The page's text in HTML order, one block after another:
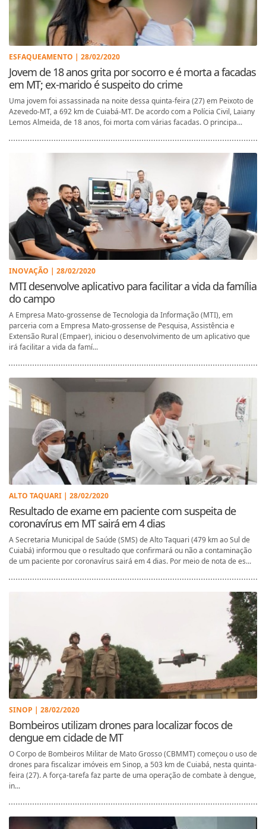
ESFAQUEAMENTO | 28/02/2020
Jovem de 18 anos grita por socorro e é morta a facadas
em MT; ex-marido é suspeito do crime
Uma jovem foi assassinada na noite dessa quinta-feira (27) em Peixoto de
Azevedo-MT, a 692 km de Cuiabá-MT. De acordo com a Polícia Civil, Laiany
Lemos Almeida, de 18 anos, foi morta com várias facadas. O principa...
INOVAÇÃO | 28/02/2020
MTI desenvolve aplicativo para facilitar a vida da família
do campo
A Empresa Mato-grossense de Tecnologia da Informação (MTI), em
parceria com a Empresa Mato-grossense de Pesquisa, Assistência e
Extensão Rural (Empaer), iniciou o desenvolvimento de um aplicativo que
irá facilitar a vida da famí...
ALTO TAQUARI | 28/02/2020
Resultado de exame em paciente com suspeita de
coronavírus em MT sairá em 4 dias
A Secretaria Municipal de Saúde (SMS) de Alto Taquari (479 km ao Sul de
Cuiabá) informou que o resultado que confirmará ou não a contaminação
de um paciente por coronavírus sairá em 4 dias. Por meio de nota de es...
SINOP | 28/02/2020
Bombeiros utilizam drones para localizar focos de
dengue em cidade de MT
O Corpo de Bombeiros Militar de Mato Grosso (CBMMT) começou o uso de
drones para fiscalizar imóveis em Sinop, a 503 km de Cuiabá, nesta quinta-
feira (27). A força-tarefa faz parte de uma operação de combate à dengue,
in...